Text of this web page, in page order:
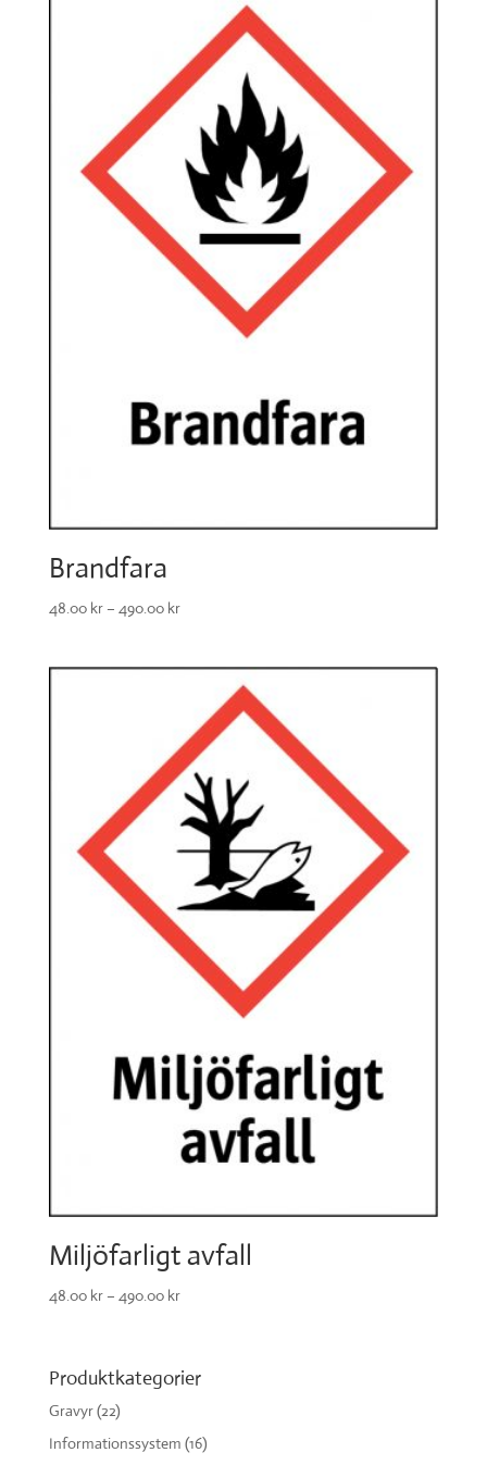
Brandfara
48.00 kr– 490.00 kr
Miljöfarligt avfall
48.00 kr– 490.00 kr
Produktkategorier
Gravyr(22)
Informationssystem (16)